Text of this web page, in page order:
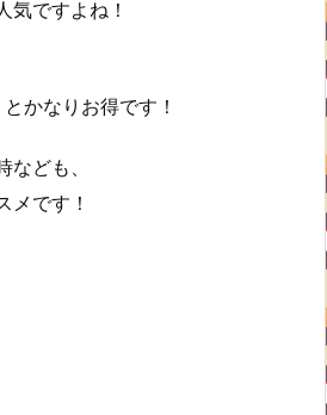
気ですよね！
かなりお得です！
ども、
メです！